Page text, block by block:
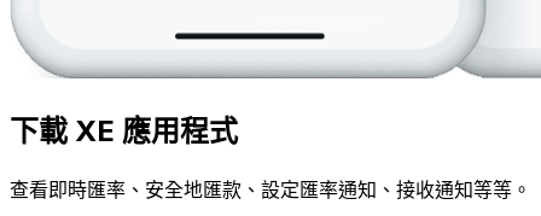
下載 XE 應用程式
查看即時匯率、安全地匯款、設定匯率通知、接收通知等等。